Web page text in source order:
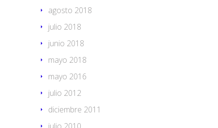
agosto 2018
julio 2018
junio 2018
mayo 2018
mayo 2016
julio 2012
diciembre 2011